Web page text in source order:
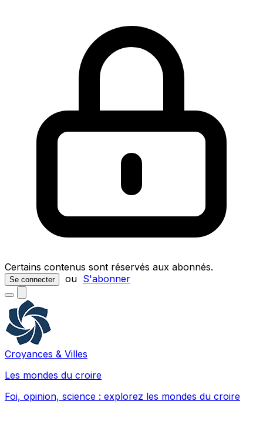
Certains contenus sont réservés aux abonnés.
Se connecter ou S'abonner
Croyances & Villes
Les mondes du croire
Foi, opinion, science : explorez les mondes du croire